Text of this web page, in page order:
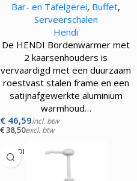
Bar- en Tafelgerei, Buffet,
Serveerschalen
Hendi
De HENDI Bordenwarmer met
2 kaarsenhouders is
vervaardigd met een duurzaam
roestvast stalen frame en een
satijnafgewerkte aluminium
warmhoud…
€ 46,59incl. btw
€38,50excl. btw
HENDI